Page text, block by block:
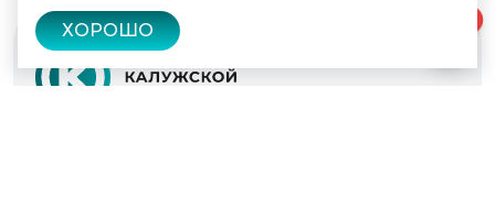
ХОРОШО